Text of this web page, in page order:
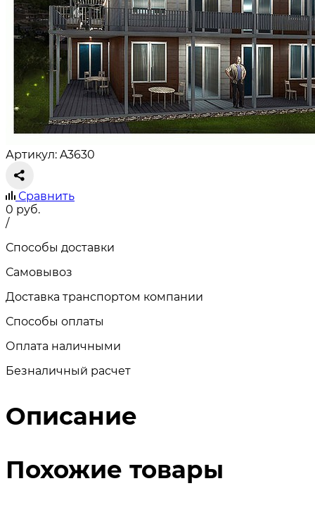
Артикул: A3630
Сравнить
0 руб.
/
Способы доставки
Самовывоз
Доставка транспортом компании
Способы оплаты
Оплата наличными
Безналичный расчет
Описание
Похожие товары